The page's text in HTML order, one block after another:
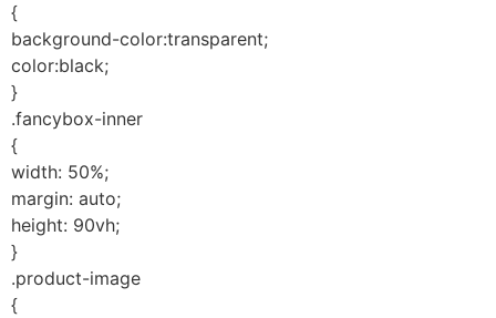
{
background-color:transparent;
color:black;
}
.fancybox-inner
{
width: 50%;
margin: auto;
height: 90vh;
}
.product-image
{